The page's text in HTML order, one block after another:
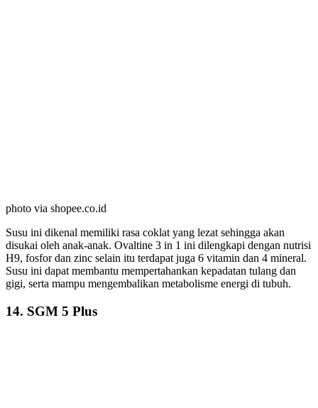
photo via shopee.co.id
Susu ini dikenal memiliki rasa coklat yang lezat sehingga akan
disukai oleh anak-anak. Ovaltine 3 in 1 ini dilengkapi dengan nutrisi
H9, fosfor dan zinc selain itu terdapat juga 6 vitamin dan 4 mineral.
Susu ini dapat membantu mempertahankan kepadatan tulang dan
gigi, serta mampu mengembalikan metabolisme energi di tubuh.
14. SGM 5 Plus